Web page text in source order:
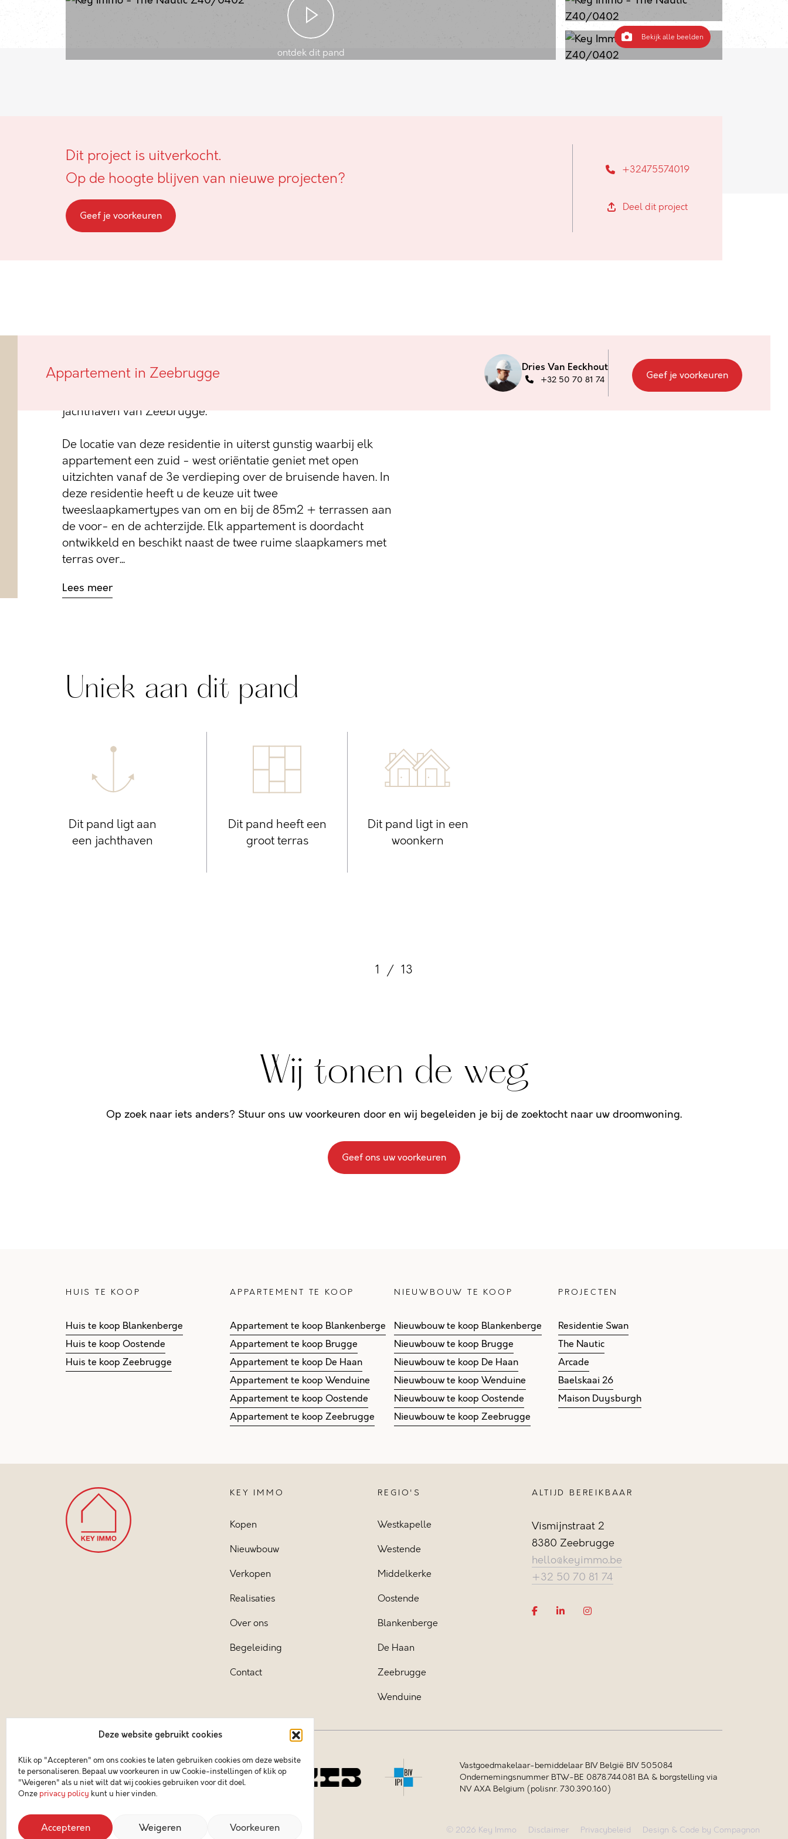
Deze website gebruikt cookies
Klik op "Accepteren" om ons cookies te laten gebruiken cookies om deze website
te personaliseren. Bepaal uw voorkeuren in uw Cookie-instellingen of klik op
"Weigeren" als u niet wilt dat wij cookies gebruiken voor dit doel.
Onze privacy policy kunt u hier vinden.
Accepteren Weigeren Voorkeuren
ontdek dit pand
Bekijk alle beelden
Dit project is uitverkocht.
Op de hoogte blijven van nieuwe projecten?
Geef je voorkeuren
+32475574019
Deel dit project
Appartement in Zeebrugge Dries Van Eeckhout
+32 50 70 81 74 Geef je voorkeuren
Zeebrugge, genaamd Z40 heeft slechts een 11 tal
jachthaven van Zeebrugge.
De locatie van deze residentie in uiterst gunstig waarbij elk
appartement een zuid - west oriëntatie geniet met open
uitzichten vanaf de 3e verdieping over de bruisende haven. In
deze residentie heeft u de keuze uit twee
tweeslaapkamertypes van om en bij de 85m2 + terrassen aan
de voor- en de achterzijde. Elk appartement is doordacht
ontwikkeld en beschikt naast de twee ruime slaapkamers met
terras over...
Lees meer
Uniek aan dit pand
Dit pand ligt aan
een jachthaven
Dit pand heeft een
groot terras
Dit pand ligt in een
woonkern
1 / 13
Wij tonen de weg
Op zoek naar iets anders? Stuur ons uw voorkeuren door en wij begeleiden je bij de zoektocht naar uw droomwoning.
Geef ons uw voorkeuren
HUIS TE KOOP
Huis te koop Blankenberge
Huis te koop Oostende
Huis te koop Zeebrugge
APPARTEMENT TE KOOP
Appartement te koop Blankenberge
Appartement te koop Brugge
Appartement te koop De Haan
Appartement te koop Wenduine
Appartement te koop Oostende
Appartement te koop Zeebrugge
NIEUWBOUW TE KOOP
Nieuwbouw te koop Blankenberge
Nieuwbouw te koop Brugge
Nieuwbouw te koop De Haan
Nieuwbouw te koop Wenduine
Nieuwbouw te koop Oostende
Nieuwbouw te koop Zeebrugge
PROJECTEN
Residentie Swan
The Nautic
Arcade
Baelskaai 26
Maison Duysburgh
KEY IMMO
Kopen
Nieuwbouw
Verkopen
Realisaties
Over ons
Begeleiding
Contact
REGIO'S
Westkapelle
Westende
Middelkerke
Oostende
Blankenberge
De Haan
Zeebrugge
Wenduine
ALTIJD BEREIKBAAR
Vismijnstraat 2
8380 Zeebrugge
hello@keyimmo.be
+32 50 70 81 74
Vastgoedmakelaar-bemiddelaar BIV België BIV 505084
Ondernemingsnummer BTW-BE 0878.744.081 BA & borgstelling via
NV AXA Belgium (polisnr. 730.390.160)
© 2026 Key Immo Disclaimer Privacybeleid Design & Code by Compagnon